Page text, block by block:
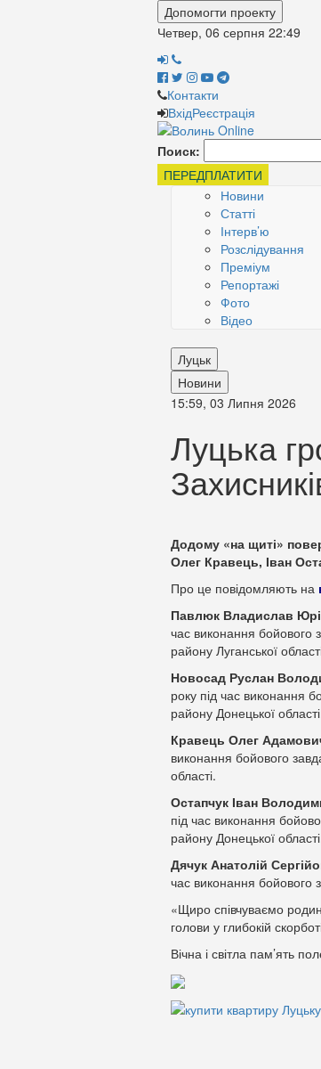
Допомогти проекту
Четвер, 06 серпня 22:49
Контакти
ВхідРеєстрація
Поиск:
ПЕРЕДПЛАТИТИ
Новини
Статті
Інтерв’ю
Розслідування
Преміум
Репортажі
Фото
Відео
Луцьк
Новини
15:59, 03 Липня 2026
Луцька
Додому «на щиті»
Олег Кравець, Іван
Про це повідомляють на
Павлюк Владислав
час виконання бойового
району Луганської
Новосад Руслан
року під час виконання
району Донецької
Кравець Олег
виконання бойового
області.
Остапчук Іван
під час виконання
району Донецької
Дячук Анатолій
час виконання бойового
«Щиро співчуваємо
голови у глибокій
Вічна і світла пам’ять